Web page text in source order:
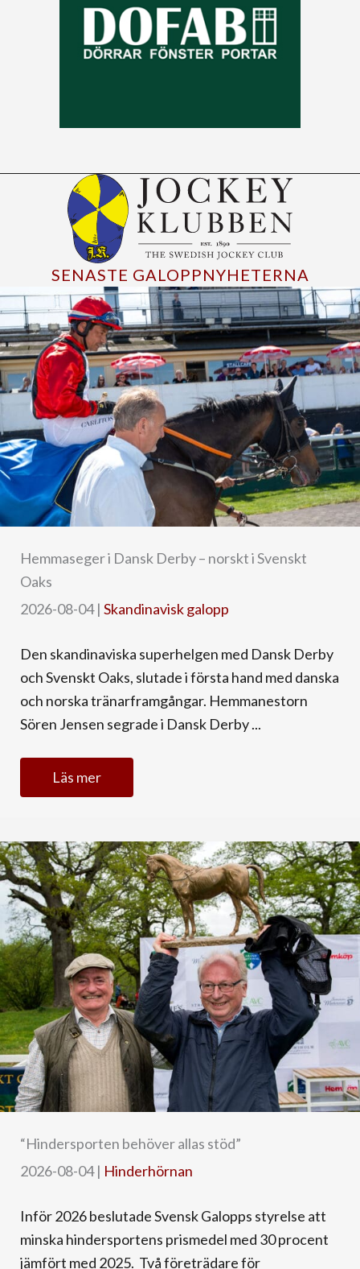
SENASTE GALOPPNYHETERNA
Hemmaseger i Dansk Derby – norskt i Svenskt
Oaks
2026-08-04| Skandinavisk galopp
Den skandinaviska superhelgen med Dansk Derby
och Svenskt Oaks, slutade i första hand med danska
och norska tränarframgångar. Hemmanestorn
Sören Jensen segrade i Dansk Derby ...
Läs mer
“Hindersporten behöver allas stöd”
2026-08-04| Hinderhörnan
Inför 2026 beslutade Svensk Galopps styrelse att
minska hindersportens prismedel med 30 procent
jämfört med 2025. Två företrädare för